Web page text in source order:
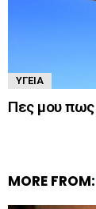
ΥΓΕΊΑ
Πες μου πως
MORE FROM: